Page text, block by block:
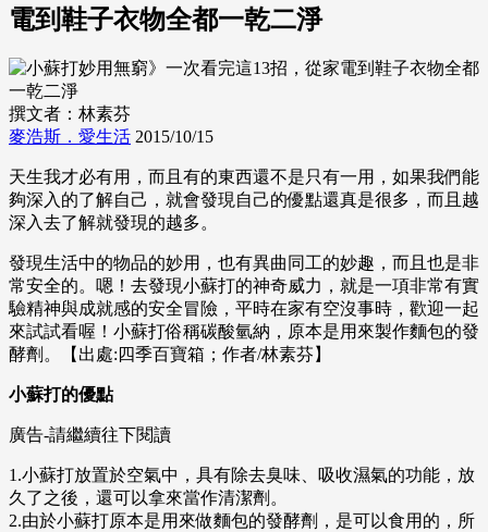
電到鞋子衣物全都一乾二淨
撰文者：林素芬
麥浩斯．愛生活 2015/10/15
天生我才必有用，而且有的東西還不是只有一用，如果我們能
夠深入的了解自己，就會發現自己的優點還真是很多，而且越
深入去了解就發現的越多。
發現生活中的物品的妙用，也有異曲同工的妙趣，而且也是非
常安全的。嗯！去發現小蘇打的神奇威力，就是一項非常有實
驗精神與成就感的安全冒險，平時在家有空沒事時，歡迎一起
來試試看喔！小蘇打俗稱碳酸氫納，原本是用來製作麵包的發
酵劑。【出處:四季百寶箱；作者/林素芬】
小蘇打的優點
廣告-請繼續往下閱讀
1.小蘇打放置於空氣中，具有除去臭味、吸收濕氣的功能，放
久了之後，還可以拿來當作清潔劑。
2.由於小蘇打原本是用來做麵包的發酵劑，是可以食用的，所